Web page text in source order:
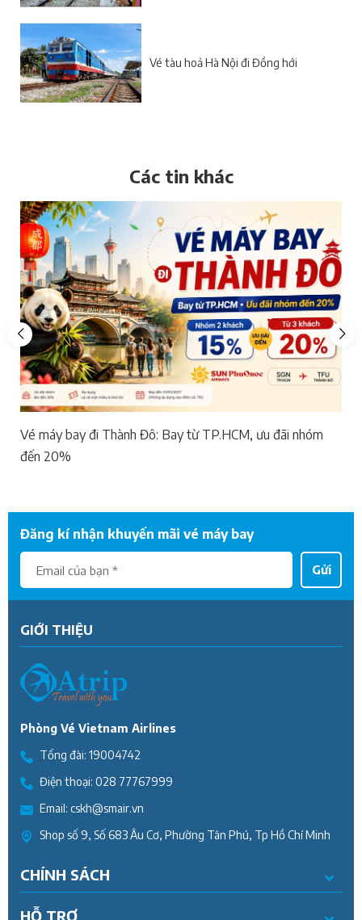
Vé tàu hoả Hà Nội đi Đồng hới
Các tin khác
Vé máy bay đi Thành Đô: Bay từ TP.HCM, ưu đãi nhóm
đến 20%
Đăng kí nhận khuyến mãi vé máy bay
Gửi
GIỚI THIỆU
Phòng Vé Vietnam Airlines
Tổng đài: 19004742
Điện thoại: 028 77767999
Email: cskh@smair.vn
Shop số 9, Số 683 Âu Cơ, Phường Tân Phú, Tp Hồ Chí Minh
CHÍNH SÁCH
HỖ TRỢ